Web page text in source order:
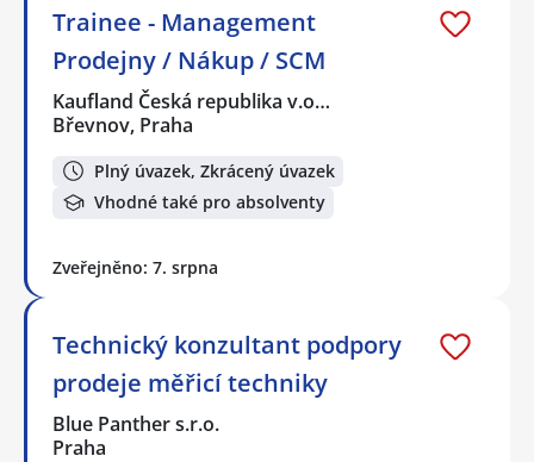
Trainee - Management
Prodejny / Nákup / SCM
Kaufland Česká republika v.o…
Břevnov, Praha
Plný úvazek, Zkrácený úvazek
Vhodné také pro absolventy
Zveřejněno: 7. srpna
Technický konzultant podpory
prodeje měřicí techniky
Blue Panther s.r.o.
Praha